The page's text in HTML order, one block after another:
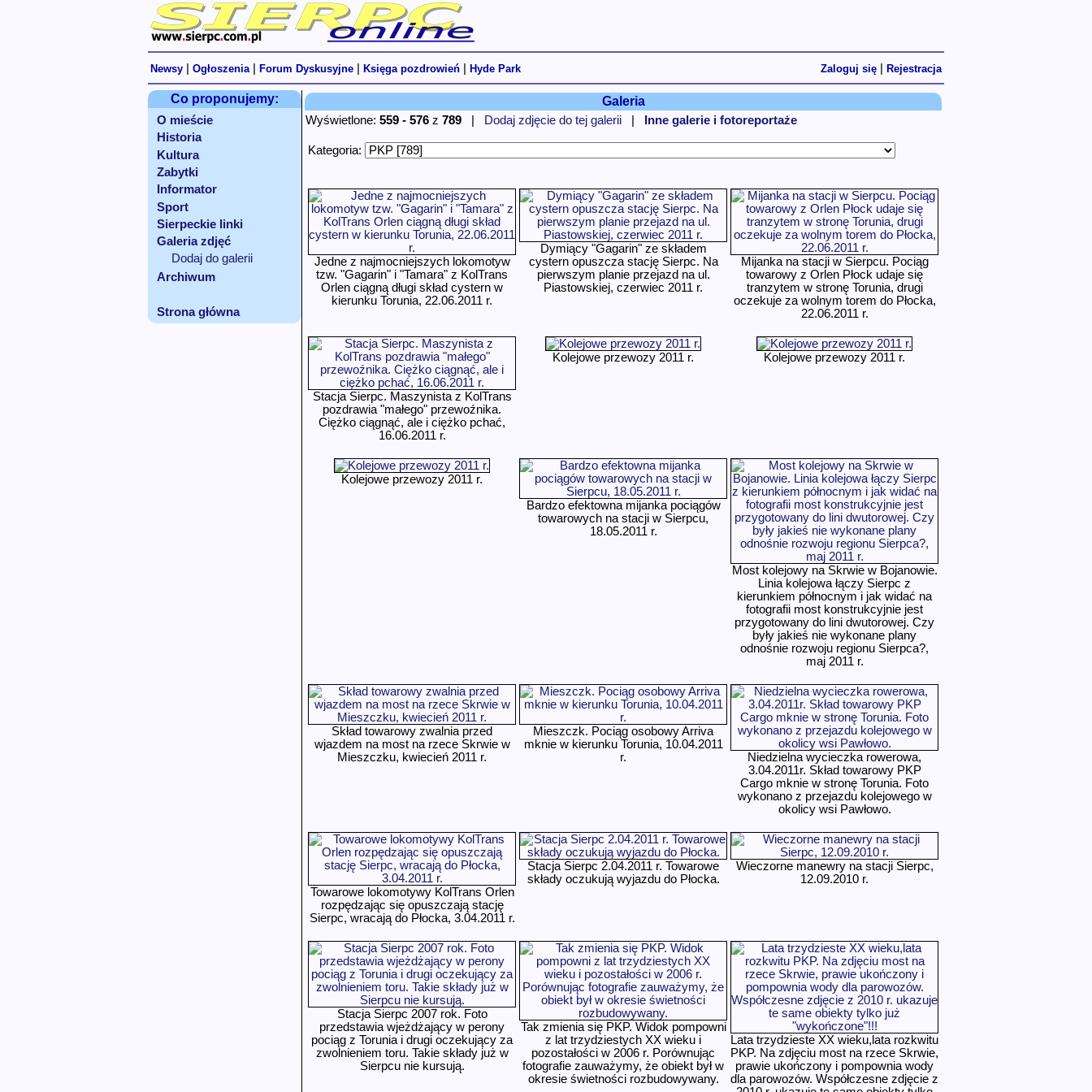
Newsy Ogłoszenia Forum Dyskusyjne Księga pozdrowień Hyde Park Zaloguj się Rejestracja
Co proponujemy:
O mieście
Historia
Kultura
Zabytki
Informator
Sport
Sierpeckie linki
Galeria zdjęć
Dodaj do galerii
Archiwum
Strona główna
Galeria
Wyświetlone: 559 - 576 z 789 Dodaj zdjęcie do tej galerii Inne galerie i fotoreportaże
Kategoria:
Jedne z najmocniejszych lokomotyw
tzw. "Gagarin" i "Tamara" z KolTrans
Orlen ciągną długi skład cystern w
kierunku Torunia, 22.06.2011 r.
Dymiący "Gagarin" ze składem
cystern opuszcza stację Sierpc. Na
pierwszym planie przejazd na ul.
Piastowskiej, czerwiec 2011 r.
Mijanka na stacji w Sierpcu. Pociąg
towarowy z Orlen Płock udaje się
tranzytem w stronę Torunia, drugi
oczekuje za wolnym torem do Płocka,
22.06.2011 r.
Stacja Sierpc. Maszynista z KolTrans
pozdrawia "małego" przewoźnika.
Ciężko ciągnąć, ale i ciężko pchać,
16.06.2011 r.
Kolejowe przewozy 2011 r. Kolejowe przewozy 2011 r.
Kolejowe przewozy 2011 r.
Bardzo efektowna mijanka pociągów
towarowych na stacji w Sierpcu,
18.05.2011 r.
Most kolejowy na Skrwie w Bojanowie.
Linia kolejowa łączy Sierpc z
kierunkiem północnym i jak widać na
fotografii most konstrukcyjnie jest
przygotowany do lini dwutorowej. Czy
były jakieś nie wykonane plany
odnośnie rozwoju regionu Sierpca?,
maj 2011 r.
Skład towarowy zwalnia przed
wjazdem na most na rzece Skrwie w
Mieszczku, kwiecień 2011 r.
Mieszczk. Pociąg osobowy Arriva
mknie w kierunku Torunia, 10.04.2011
r.
Niedzielna wycieczka rowerowa,
3.04.2011r. Skład towarowy PKP
Cargo mknie w stronę Torunia. Foto
wykonano z przejazdu kolejowego w
okolicy wsi Pawłowo.
Towarowe lokomotywy KolTrans Orlen
rozpędzając się opuszczają stację
Sierpc, wracają do Płocka, 3.04.2011 r.
Stacja Sierpc 2.04.2011 r. Towarowe
składy oczukują wyjazdu do Płocka.
Wieczorne manewry na stacji Sierpc,
12.09.2010 r.
Stacja Sierpc 2007 rok. Foto
przedstawia wjeżdżający w perony
pociąg z Torunia i drugi oczekujący za
zwolnieniem toru. Takie składy już w
Sierpcu nie kursują.
Tak zmienia się PKP. Widok pompowni
z lat trzydziestych XX wieku i
pozostałości w 2006 r. Porównując
fotografie zauważymy, że obiekt był w
okresie świetności rozbudowywany.
Lata trzydzieste XX wieku,lata rozkwitu
PKP. Na zdjęciu most na rzece Skrwie,
prawie ukończony i pompownia wody
dla parowozów. Współczesne zdjęcie z